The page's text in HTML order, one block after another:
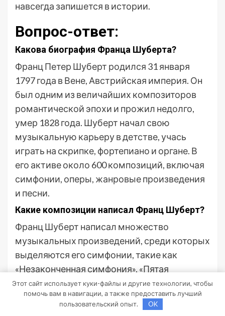
навсегда запишется в истории.
Вопрос-ответ:
Какова биография Франца Шуберта?
Франц Петер Шуберт родился 31 января
1797 года в Вене, Австрийская империя. Он
был одним из величайших композиторов
романтической эпохи и прожил недолго,
умер 1828 года. Шуберт начал свою
музыкальную карьеру в детстве, учась
играть на скрипке, фортепиано и органе. В
его активе около 600 композиций, включая
симфонии, оперы, жанровые произведения
и песни.
Какие композиции написал Франц Шуберт?
Франц Шуберт написал множество
музыкальных произведений, среди которых
выделяются его симфонии, такие как
«Незаконченная симфония», «Пятая
симфония» и «Великая симфония в C-дур».
Он также написал несколько опер, включая
«Фьордилидилия» и «Волшебное зеркало».
Этот сайт использует куки-файлы и другие технологии, чтобы
помочь вам в навигации, а также предоставить лучший
пользовательский опыт.
OK